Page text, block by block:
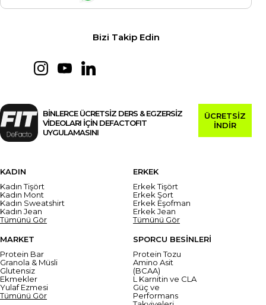
Bizi Takip Edin
BİNLERCE ÜCRETSİZ DERS & EGZERSİZ
VİDEOLARI İÇİN DEFACTOFIT
UYGULAMASINI
ÜCRETSİZ
İNDİR
KADIN
Kadın Tişört
Kadın Mont
Kadın Sweatshirt
Kadın Jean
Tümünü Gör
ERKEK
Erkek Tişört
Erkek Şort
Erkek Eşofman
Erkek Jean
Tümünü Gör
MARKET
Protein Bar
Granola & Müsli
Glutensiz
Ekmekler
Yulaf Ezmesi
Tümünü Gör
SPORCU BESİNLERİ
Protein Tozu
Amino Asit
(BCAA)
L Karnitin ve CLA
Güç ve
Performans